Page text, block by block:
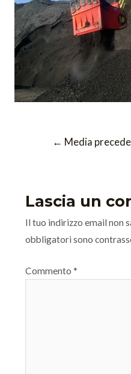
← Media
Lascia un
Il tuo indirizzo email non
obbligatori sono
Commento *